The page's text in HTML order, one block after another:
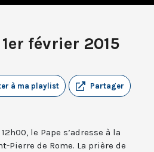
février 2015
Partager
à ma playlist
le Pape s’adresse à la
Pierre de Rome. La prière de